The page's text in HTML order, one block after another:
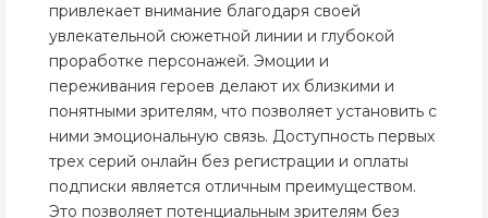
привлекает внимание благодаря своей
увлекательной сюжетной линии и глубокой
проработке персонажей. Эмоции и
переживания героев делают их близкими и
понятными зрителям, что позволяет установить с
ними эмоциональную связь. Доступность первых
трех серий онлайн без регистрации и оплаты
подписки является отличным преимуществом.
Это позволяет потенциальным зрителям без